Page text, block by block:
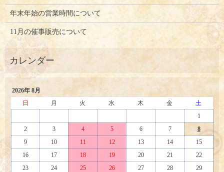
年末年始の営業時間について
11月の催事販売について
2026年 8月
日
月 火 水 木 金
土
1
2
3 4 5 6 7
8
9
10 11 12 13 14
15
16
17 18 19 20 21
22
23
24 25 26 27 28
29